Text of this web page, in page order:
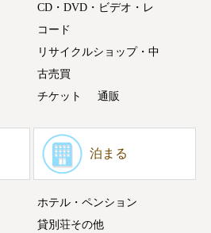
CD・DVD・ビデオ・レ
コード
リサイクルショップ・中
古売買
チケット
通販
泊まる
ホテル・ペンション
貸別荘その他